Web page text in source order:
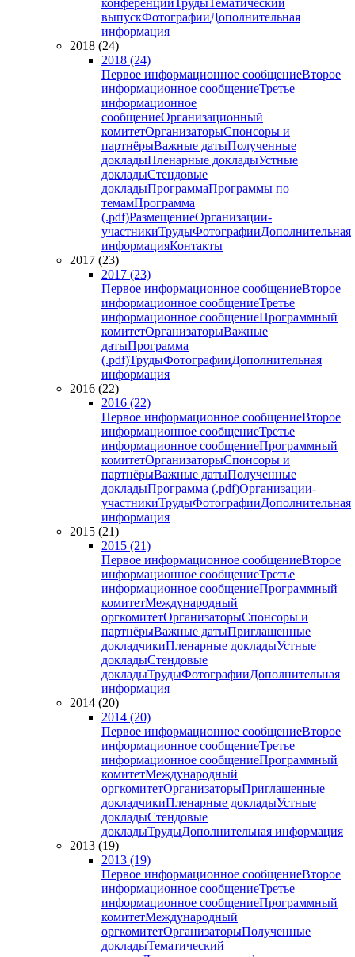
конференцииТрудыТематический
выпускФотографииДополнительная
информация
2018 (24)
2018 (24)
Первое информационное сообщениеВторое
информационное сообщениеТретье
информационное
сообщениеОрганизационный
комитетОрганизаторыСпонсоры и
партнёрыВажные датыПолученные
докладыПленарные докладыУстные
докладыСтендовые
докладыПрограммаПрограммы по
темамПрограмма
(.pdf)РазмещениеОрганизации-
участникиТрудыФотографииДополнительная
информацияКонтакты
2017 (23)
2017 (23)
Первое информационное сообщениеВторое
информационное сообщениеТретье
информационное сообщениеПрограммный
комитетОрганизаторыВажные
датыПрограмма
(.pdf)ТрудыФотографииДополнительная
информация
2016 (22)
2016 (22)
Первое информационное сообщениеВторое
информационное сообщениеТретье
информационное сообщениеПрограммный
комитетОрганизаторыСпонсоры и
партнёрыВажные датыПолученные
докладыПрограмма (.pdf)Организации-
участникиТрудыФотографииДополнительная
информация
2015 (21)
2015 (21)
Первое информационное сообщениеВторое
информационное сообщениеТретье
информационное сообщениеПрограммный
комитетМеждународный
оргкомитетОрганизаторыСпонсоры и
партнёрыВажные датыПриглашенные
докладчикиПленарные докладыУстные
докладыСтендовые
докладыТрудыФотографииДополнительная
информация
2014 (20)
2014 (20)
Первое информационное сообщениеВторое
информационное сообщениеТретье
информационное сообщениеПрограммный
комитетМеждународный
оргкомитетОрганизаторыПриглашенные
докладчикиПленарные докладыУстные
докладыСтендовые
докладыТрудыДополнительная информация
2013 (19)
2013 (19)
Первое информационное сообщениеВторое
информационное сообщениеТретье
информационное сообщениеПрограммный
комитетМеждународный
оргкомитетОрганизаторыПолученные
докладыТематический